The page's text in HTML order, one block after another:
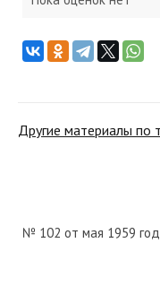
Другие материалы по
№ 102 от мая 1959